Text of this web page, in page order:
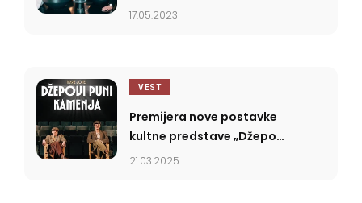
Teatru Vuk
17.05.2023
VEST
Premijera nove postavke
kultne predstave „Džepovi
puni kamenja” u Teatru
21.03.2025